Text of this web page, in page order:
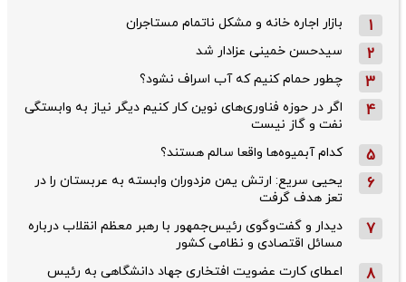
1 بازار اجاره خانه و مشکل ناتمام مستاجران
2 سیدحسن خمینی عزادار شد
3 چطور حمام کنیم که آب اسراف نشود؟
4
اگر در حوزه فناوری‌های نوین کار کنیم دیگر نیاز به وابستگی
نفت و گاز نیست
5 کدام آبمیوه‌ها واقعا سالم هستند؟
6
یحیی سریع: ارتش یمن مزدوران وابسته به عربستان را در
تعز هدف گرفت
7
دیدار و گفت‌وگوی رئیس‌جمهور با رهبر معظم انقلاب درباره
مسائل اقتصادی و نظامی کشور
8
اعطای کارت عضویت افتخاری جهاد دانشگاهی به رئیس‌